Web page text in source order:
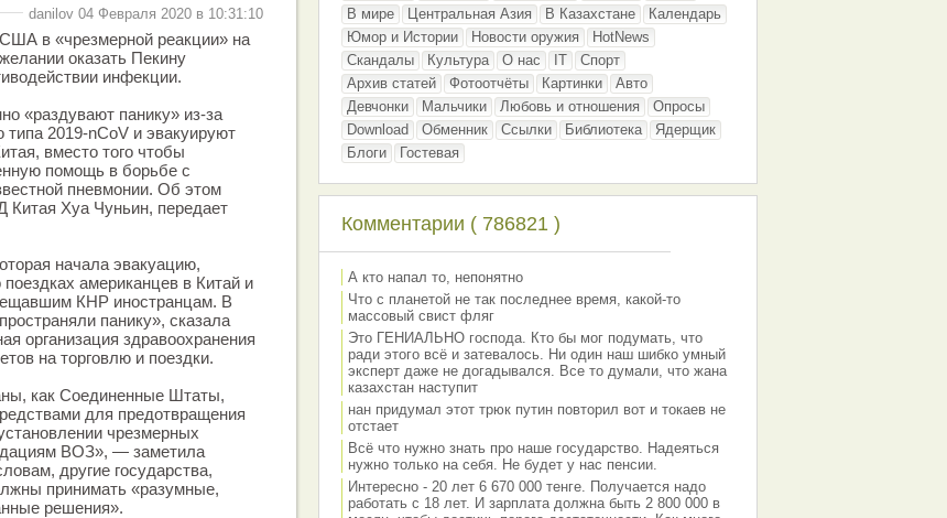
danilov 04 Февраля 2020 в 10:31:10
в «чрезмерной реакции» на
оказать Пекину
инфекции.
«раздувают панику» из-за
типа 2019-nCoV и эвакуируют
вместо того чтобы
помощь в борьбе с
пневмонии. Об этом
Китая Хуа Чуньин, передает
начала эвакуацию,
американцев в Китай и
КНР иностранцам. В
панику», сказала
организация здравоохранения
на торговлю и поездки.
как Соединенные Штаты,
для предотвращения
чрезмерных
ВОЗ», — заметила
другие государства,
принимать «разумные,
решения».
В мире
Центральная Азия В Казахстане
Календарь
Юмор и Истории
Новости оружия
HotNews
Скандалы
Культура О нас IT
Спорт
Архив статей
Фотоотчёты Картинки
Авто
Девчонки
Мальчики Любовь и отношения
Опросы
Download
Обменник Ссылки Библиотека
Ядерщик
Блоги
Гостевая
Комментарии ( 786821 )
А кто напал то, непонятно
Что с планетой не так последнее время, какой-то
массовый свист фляг
Это ГЕНИАЛЬНО господа. Кто бы мог подумать, что
ради этого всё и затевалось. Ни один наш шибко умный
эксперт даже не догадывался. Все то думали, что жана
казахстан наступит
нан придумал этот трюк путин повторил вот и токаев не
отстает
Всё что нужно знать про наше государство. Надеяться
нужно только на себя. Не будет у нас пенсии.
Интересно - 20 лет 6 670 000 тенге. Получается надо
работать с 18 лет. И зарплата должна быть 2 800 000 в